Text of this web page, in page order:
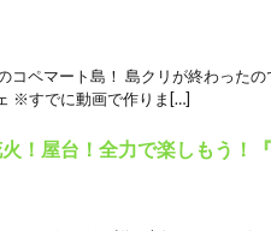
コペマート島！ 島クリが終わった
※すでに動画で作りま[…]
！屋台！全力で楽しもう！